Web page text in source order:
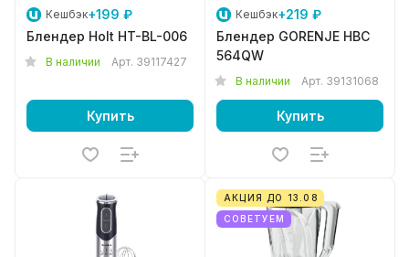
Кешбэк+199 ₽
Блендер Holt HT-BL-006
В наличии Арт. 39117427
Купить
Кешбэк+219 ₽
Блендер GORENJE HBC
564QW
В наличии Арт. 39131068
Купить
АКЦИЯ ДО 13.08
СОВЕТУЕМ